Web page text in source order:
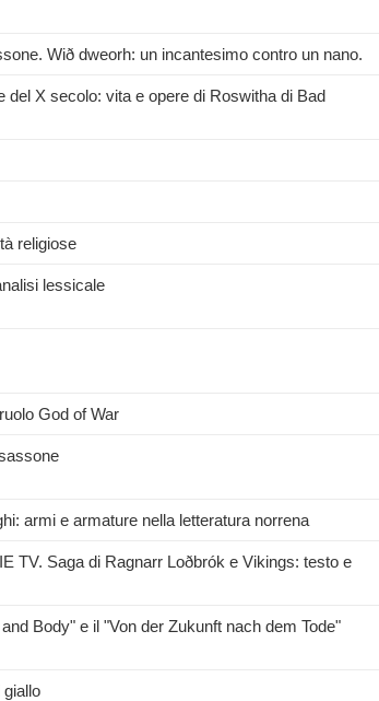
Wið dweorh: un incantesimo contro un nano.
del X secolo: vita e opere di Roswitha di Bad
religiose
lessicale
God of War
armi e armature nella letteratura norrena
TV. Saga di Ragnarr Loðbrók e Vikings: testo e
Body" e il "Von der Zukunft nach dem Tode"